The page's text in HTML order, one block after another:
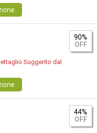
90%
OFF
Suggerito dal
44%
OFF